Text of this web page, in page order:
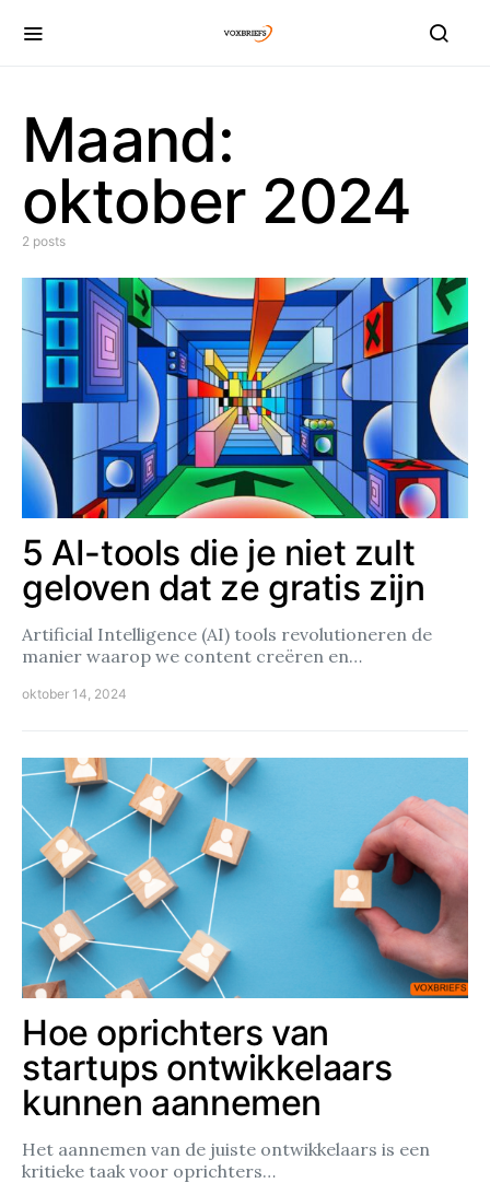
Maand:
oktober 2024
2 posts
5 AI-tools die je niet zult
geloven dat ze gratis zijn
Artificial Intelligence (AI) tools revolutioneren de
manier waarop we content creëren en…
oktober 14, 2024
Hoe oprichters van
startups ontwikkelaars
kunnen aannemen
Het aannemen van de juiste ontwikkelaars is een
kritieke taak voor oprichters…